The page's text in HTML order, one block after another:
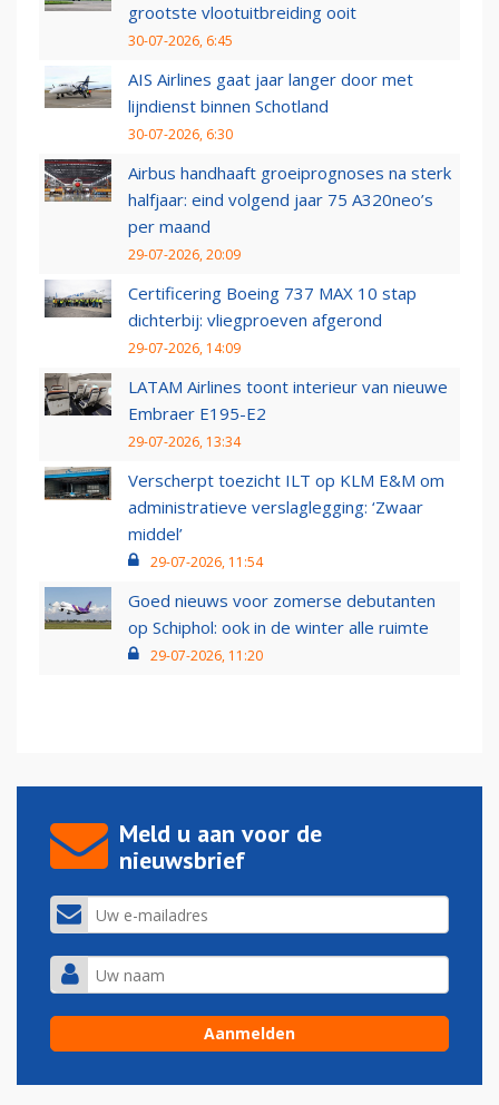
grootste vlootuitbreiding ooit
30-07-2026, 6:45
AIS Airlines gaat jaar langer door met
lijndienst binnen Schotland
30-07-2026, 6:30
Airbus handhaaft groeiprognoses na sterk
halfjaar: eind volgend jaar 75 A320neo’s
per maand
29-07-2026, 20:09
Certificering Boeing 737 MAX 10 stap
dichterbij: vliegproeven afgerond
29-07-2026, 14:09
LATAM Airlines toont interieur van nieuwe
Embraer E195-E2
29-07-2026, 13:34
Verscherpt toezicht ILT op KLM E&M om
administratieve verslaglegging: ‘Zwaar
middel’
29-07-2026, 11:54
Goed nieuws voor zomerse debutanten
op Schiphol: ook in de winter alle ruimte
29-07-2026, 11:20
Meld u aan voor de
nieuwsbrief